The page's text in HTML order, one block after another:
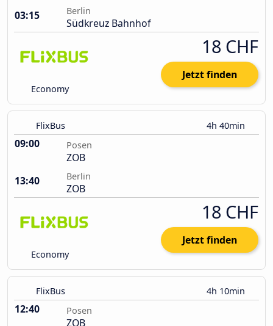
03:15
Berlin
Südkreuz Bahnhof
Economy
18 CHF
Jetzt finden
FlixBus 4h 40min
09:00 Posen
ZOB
13:40
Berlin
ZOB
Economy
18 CHF
Jetzt finden
FlixBus 4h 10min
12:40 Posen
ZOB